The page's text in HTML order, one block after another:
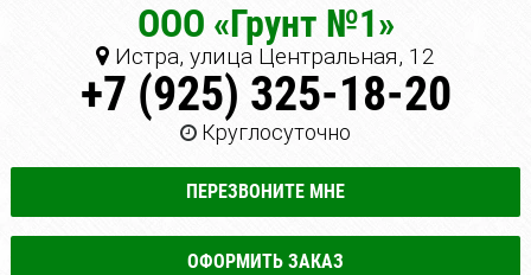
ООО «Грунт №1»
Истра, улица Центральная, 12
+7 (925) 325-18-20
Круглосуточно
ПЕРЕЗВОНИТЕ МНЕ
ОФОРМИТЬ ЗАКАЗ